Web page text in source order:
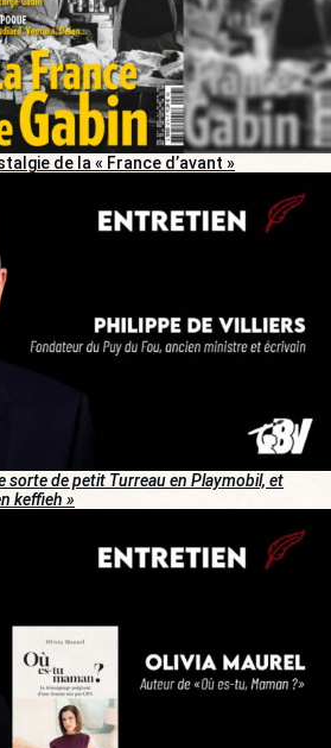
de la « France d’avant »
sorte de petit Turreau en Playmobil, et
keffieh »